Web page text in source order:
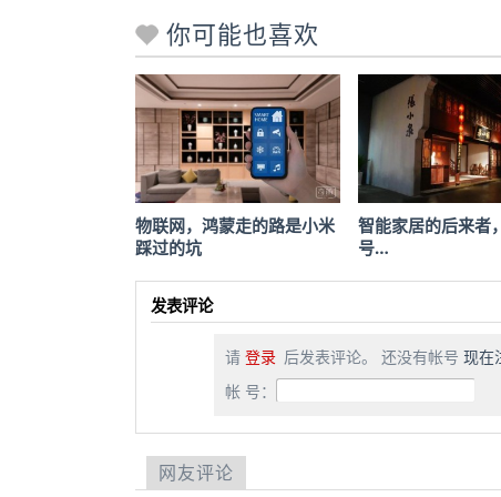
你可能也喜欢
物联网，鸿蒙走的路是小米
踩过的坑
智能家居的后来者
号…
发表评论
请 登录 后发表评论。 还没有帐号 现在
帐 号：
网友评论